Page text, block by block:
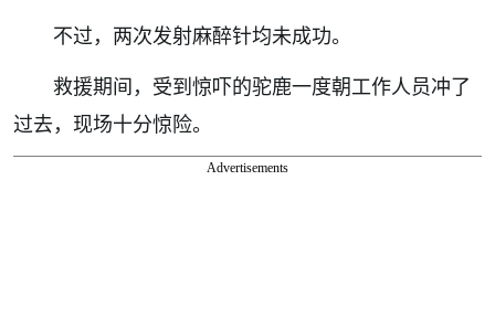
不过，两次发射麻醉针均未成功。
救援期间，受到惊吓的驼鹿一度朝工作人员冲了
过去，现场十分惊险。
Advertisements